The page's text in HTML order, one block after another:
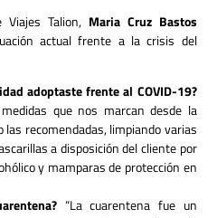
Talion, Maria Cruz Bastos
actual frente a la crisis del
adoptaste frente al COVID-19?
que nos marcan desde la
las recomendadas, limpiando varias
a disposición del cliente por
y mamparas de protección en
“La cuarentena fue un